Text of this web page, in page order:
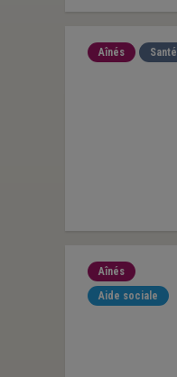
Aînés Santé
Aînés
Aide sociale